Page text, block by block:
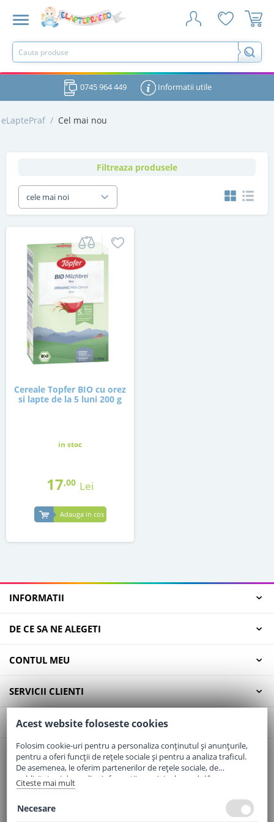
0745 964 449 Informatii utile
eLaptePraf / Cel mai nou
Filtreaza produsele
cele mai noi
Cereale Topfer BIO cu orez
si lapte de la 5 luni 200 g
in stoc
17,00 Lei
Adauga in cos
INFORMATII
DE CE SA NE ALEGETI
CONTUL MEU
SERVICII CLIENTI
CONTACT
Email:office@elaptepraf.ro
Telefon:0745-964-449
Adresa:Sos. Borsului, Nr. 20, Oradea, Jud. Bihor
Acest website foloseste cookies
Folosim cookie-uri pentru a personaliza conținutul și anunțurile,
pentru a oferi funcții de rețele sociale și pentru a analiza traficul.
De asemenea, le oferim partenerilor de rețele sociale, de
publicitate și de analize informații cu privire la modul în care
folosiți site-ul nostru. Aceștia le pot combina cu alte informații
Citeste mai mult
Necesare